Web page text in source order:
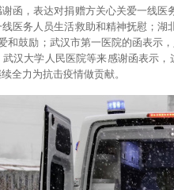
函，表达对捐赠方关心关爱一线
医务人员生活救助和精神抚慰；
和鼓励；武汉市第一医院的函表示
汉大学人民医院等来感谢函表示
全力为抗击疫情做贡献。